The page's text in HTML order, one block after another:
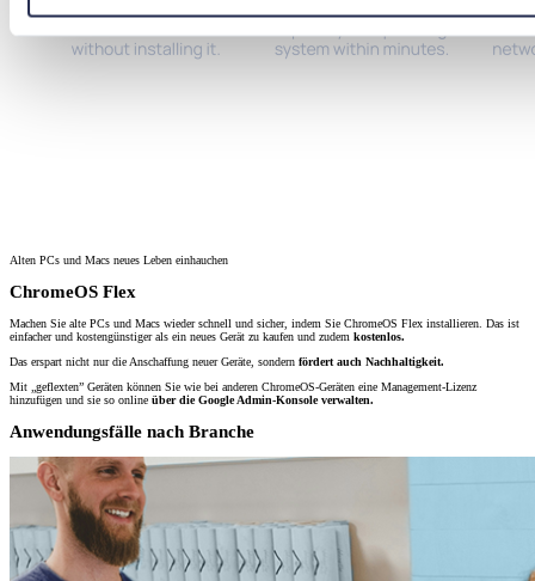
Alten PCs und Macs neues Leben einhauchen
ChromeOS Flex
Machen Sie alte PCs und Macs wieder schnell und sicher, indem Sie ChromeOS Flex installieren. Das ist
einfacher und kostengünstiger als ein neues Gerät zu kaufen und zudem kostenlos.
Das erspart nicht nur die Anschaffung neuer Geräte, sondern fördert auch Nachhaltigkeit.
Mit „geflexten” Geräten können Sie wie bei anderen ChromeOS-Geräten eine Management-Lizenz
hinzufügen und sie so online über die Google Admin-Konsole verwalten.
Anwendungsfälle nach Branche